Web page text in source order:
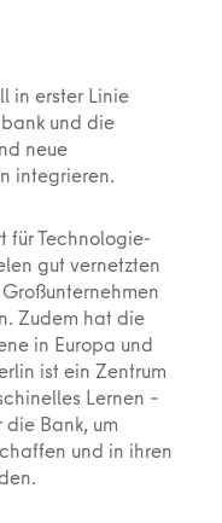
in erster Linie
und die
neue
integrieren.
für Technologie-
gut vernetzten
Zudem hat die
in Europa und
ist ein Zentrum
Lernen –
Bank, um
und in ihren